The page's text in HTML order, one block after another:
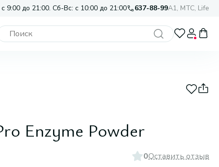
9:00 до 21:00. Сб-Вс: с 10:00 до 21:00 637-88-99A1, МТС, Life
Enzyme Powder
0Оставить отзыв